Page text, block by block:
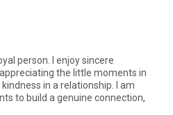
person. I enjoy sincere
the little moments in
in a relationship. I am
to build a genuine connection,